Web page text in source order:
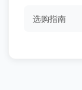
选购指南